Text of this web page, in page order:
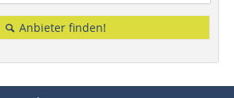
Anbieter finden!